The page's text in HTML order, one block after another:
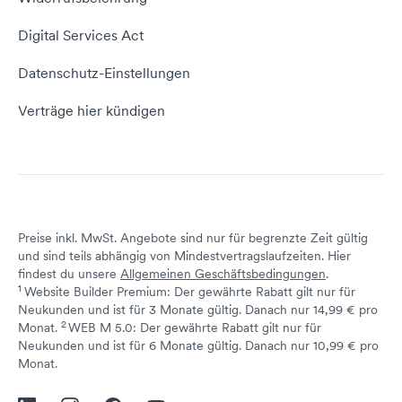
E-Mail-Domain
Server Hosting
Empfehlungsprogramm
Domain Reseller
Status dogado.de
Digital Services Act
Datenschutz-Einstellungen
Verträge hier kündigen
Preise inkl. MwSt. Angebote sind nur für begrenzte Zeit gültig
und sind teils abhängig von Mindestvertragslaufzeiten. Hier
findest du unsere Allgemeinen Geschäftsbedingungen.
1 Website Builder Premium: Der gewährte Rabatt gilt nur für
Neukunden und ist für 3 Monate gültig. Danach nur 14,99 € pro
Monat.↩ 1
2 WEB M 5.0: Der gewährte Rabatt gilt nur für
Neukunden und ist für 6 Monate gültig. Danach nur 10,99 € pro
Monat.↩ 1